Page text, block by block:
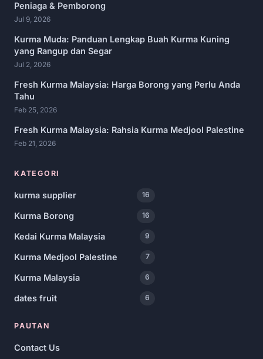
Peniaga & Pemborong
Jul 9, 2026
Kurma Muda: Panduan Lengkap Buah Kurma Kuning
yang Rangup dan Segar
Jul 2, 2026
Fresh Kurma Malaysia: Harga Borong yang Perlu Anda
Tahu
Feb 25, 2026
Fresh Kurma Malaysia: Rahsia Kurma Medjool Palestine
Feb 21, 2026
KATEGORI
kurma supplier 16
Kurma Borong 16
Kedai Kurma Malaysia 9
Kurma Medjool Palestine 7
Kurma Malaysia 6
dates fruit 6
PAUTAN
Contact Us